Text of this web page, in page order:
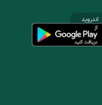
اندروید